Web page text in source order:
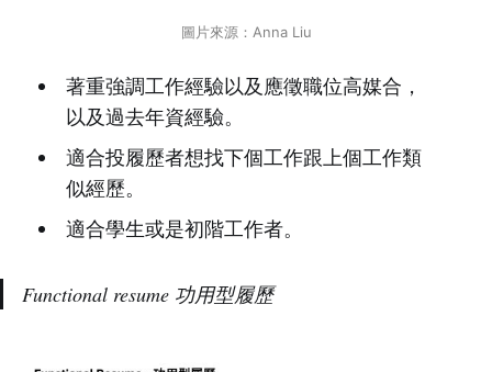
圖片來源：Anna Liu
著重強調工作經驗以及應徵職位高媒合，
以及過去年資經驗。
適合投履歷者想找下個工作跟上個工作類
似經歷。
適合學生或是初階工作者。
Functional resume 功用型履歷